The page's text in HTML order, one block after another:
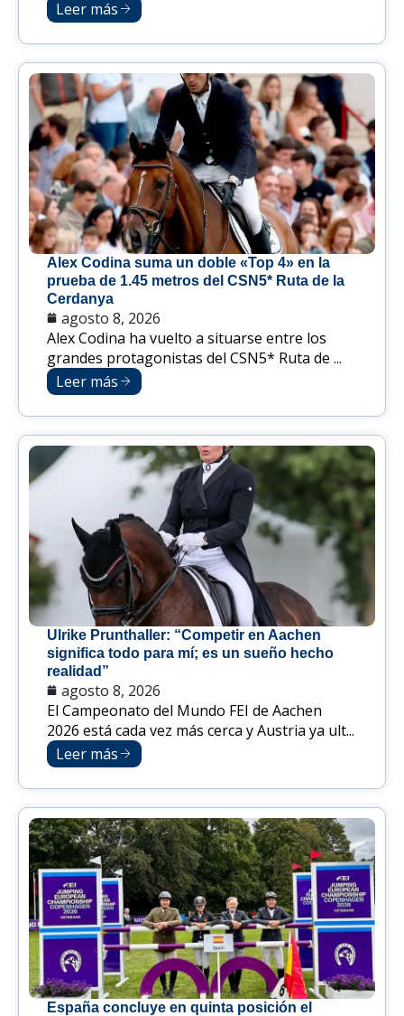
Leer más
Alex Codina suma un doble «Top 4» en la
prueba de 1.45 metros del CSN5* Ruta de la
Cerdanya
agosto 8, 2026
Alex Codina ha vuelto a situarse entre los
grandes protagonistas del CSN5* Ruta de ...
Leer más
Ulrike Prunthaller: “Competir en Aachen
significa todo para mí; es un sueño hecho
realidad”
agosto 8, 2026
El Campeonato del Mundo FEI de Aachen
2026 está cada vez más cerca y Austria ya ult...
Leer más
España concluye en quinta posición el